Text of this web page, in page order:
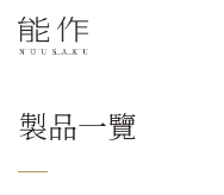
製品一覽